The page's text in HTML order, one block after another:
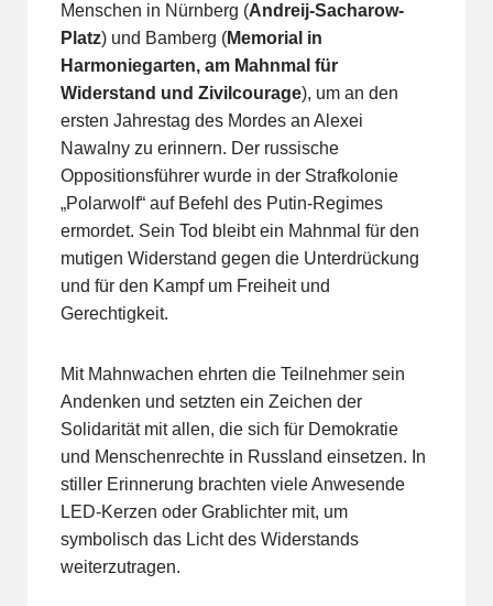
Menschen in Nürnberg (Andreij-Sacharow-
Platz) und Bamberg (Memorial in
Harmoniegarten, am Mahnmal für
Widerstand und Zivilcourage), um an den
ersten Jahrestag des Mordes an Alexei
Nawalny zu erinnern. Der russische
Oppositionsführer wurde in der Strafkolonie
„Polarwolf“ auf Befehl des Putin-Regimes
ermordet. Sein Tod bleibt ein Mahnmal für den
mutigen Widerstand gegen die Unterdrückung
und für den Kampf um Freiheit und
Gerechtigkeit.
Mit Mahnwachen ehrten die Teilnehmer sein
Andenken und setzten ein Zeichen der
Solidarität mit allen, die sich für Demokratie
und Menschenrechte in Russland einsetzen. In
stiller Erinnerung brachten viele Anwesende
LED-Kerzen oder Grablichter mit, um
symbolisch das Licht des Widerstands
weiterzutragen.